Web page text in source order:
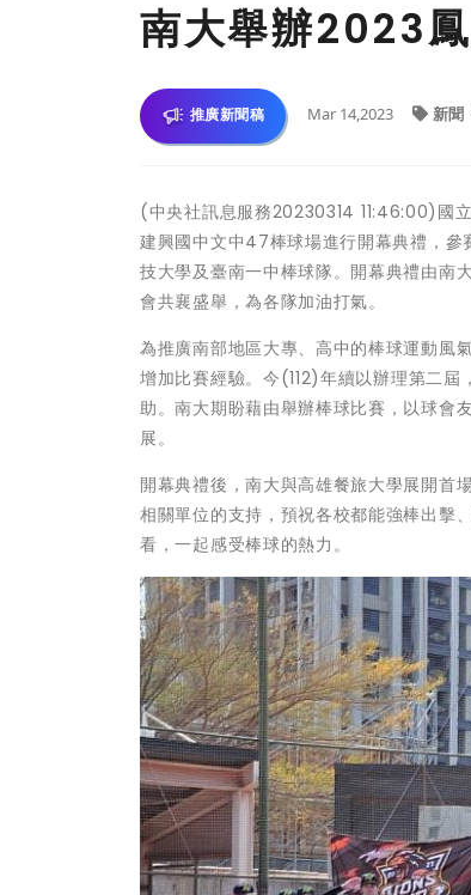
南大舉辦2023
推廣新聞稿 Mar 14,2023 新聞
(中央社訊息服務20230314 11:46:00)國
建興國中文中47棒球場進行開幕典禮，
技大學及臺南一中棒球隊。開幕典禮由南
會共襄盛舉，為各隊加油打氣。
為推廣南部地區大專、高中的棒球運動風
增加比賽經驗。今(112)年續以辦理第二
助。南大期盼藉由舉辦棒球比賽，以球會
展。
開幕典禮後，南大與高雄餐旅大學展開首
相關單位的支持，預祝各校都能強棒出擊
看，一起感受棒球的熱力。